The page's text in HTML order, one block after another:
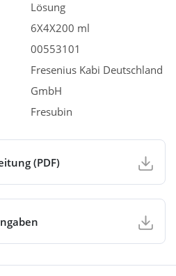
Lösung
6X4X200 ml
00553101
Fresenius Kabi Deutschland
GmbH
Fresubin
(PDF)